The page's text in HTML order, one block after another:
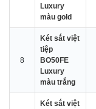
Luxury
màu gold
8
Két sắt việt
tiệp
BO50FE
Luxury
màu trắng
Két sắt việt